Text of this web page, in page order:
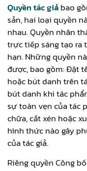
Quyền tác giảbao
sản, hai loại quyền
nhau. Quyền nhân
trực tiếp sáng tạo ra
hạn. Những quyền
được, bao gồm: Đặt
hoặc bút danh trên
bút danh khi tác
sự toàn vẹn của tác
chữa, cắt xén hoặc
hình thức nào gây
của tác giả.
Riêng quyền Công